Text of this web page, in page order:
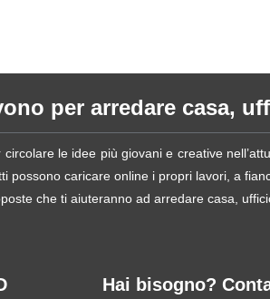
per arredare casa,
le idee più giovani e creative
possono caricare online i propri lavori, a
che ti aiuteranno ad arredare casa,
Hai bisogno?